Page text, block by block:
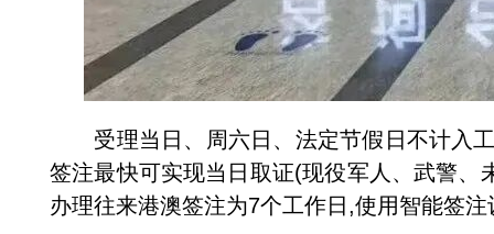
受理当日、周六日、法定节假日不计入工
签注最快可实现当日取证(现役军人、武警
办理往来港澳签注为7个工作日,使用智能签